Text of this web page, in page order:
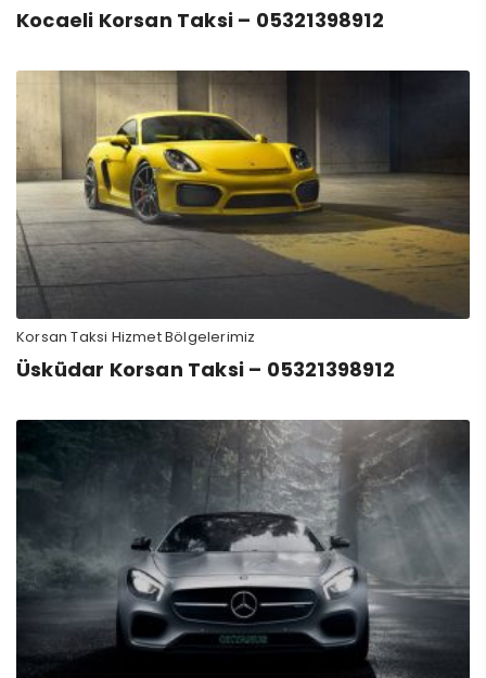
Kocaeli Korsan Taksi – 05321398912
Korsan Taksi Hizmet Bölgelerimiz
Üsküdar Korsan Taksi – 05321398912